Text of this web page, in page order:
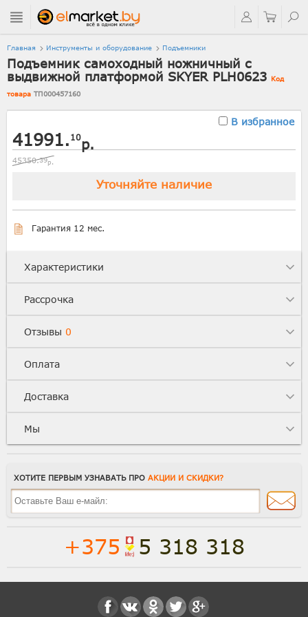
Главная Инструменты и оборудование Подъемники
Подъемник самоходный ножничный с
выдвижной платформой SKYER PLH0623 Код
товара ТП000457160
В избранное
41991. 10р.
45350.39р.
Уточняйте наличие
Гарантия 12 мес.
Характеристики
Рассрочка
Отзывы 0
Оплата
Доставка
Мы
ХОТИТЕ ПЕРВЫМ УЗНАВАТЬ ПРО АКЦИИ И СКИДКИ?
+375 5 318 318